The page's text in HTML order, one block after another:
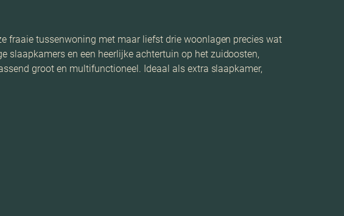
fraaie tussenwoning met maar liefst drie woonlagen precies wat
slaapkamers en een heerlijke achtertuin op het zuidoosten,
groot en multifunctioneel. Ideaal als extra slaapkamer,